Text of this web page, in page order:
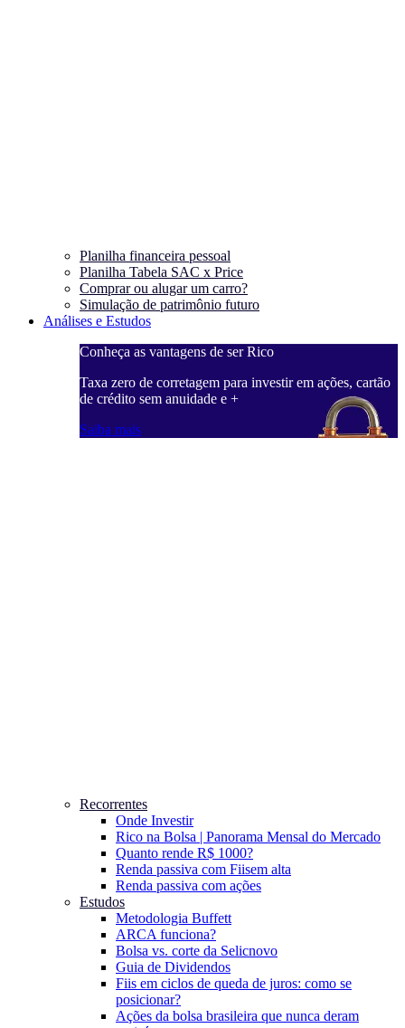
Planilha financeira pessoal
Planilha Tabela SAC x Price
Comprar ou alugar um carro?
Simulação de patrimônio futuro
Análises e Estudos
Conheça as vantagens de ser Rico
Taxa zero de corretagem para investir em ações, cartão
de crédito sem anuidade e +
Saiba mais
Recorrentes
Onde Investir
Rico na Bolsa | Panorama Mensal do Mercado
Quanto rende R$ 1000?
Renda passiva com Fiisem alta
Renda passiva com ações
Estudos
Metodologia Buffett
ARCA funciona?
Bolsa vs. corte da Selicnovo
Guia de Dividendos
Fiis em ciclos de queda de juros: como se
posicionar?
Ações da bolsa brasileira que nunca deram